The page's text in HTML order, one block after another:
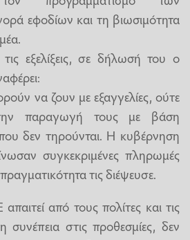
εφοδίων και τη βιωσιμότητα
τις εξελίξεις, σε δήλωσή του ο
να ζουν με εξαγγελίες, ούτε
παραγωγή τους με βάση
δεν τηρούνται. Η κυβέρνηση
συγκεκριμένες πληρωμές
τις διέψευσε.
από τους πολίτες και τις
συνέπεια στις προθεσμίες, δεν